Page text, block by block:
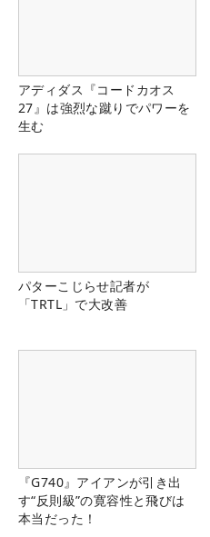
アディダス『コードカオス
27』は強烈な蹴りでパワーを
生む
パターこじらせ記者が
「TRTL」で大改善
『G740』アイアンが引き出
す“反則級”の寛容性と飛びは
本当だった！